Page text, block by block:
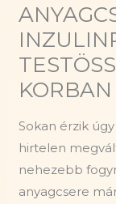
KORBAN
Sokan érzik
hirtelen
nehezebb
anyagcsere